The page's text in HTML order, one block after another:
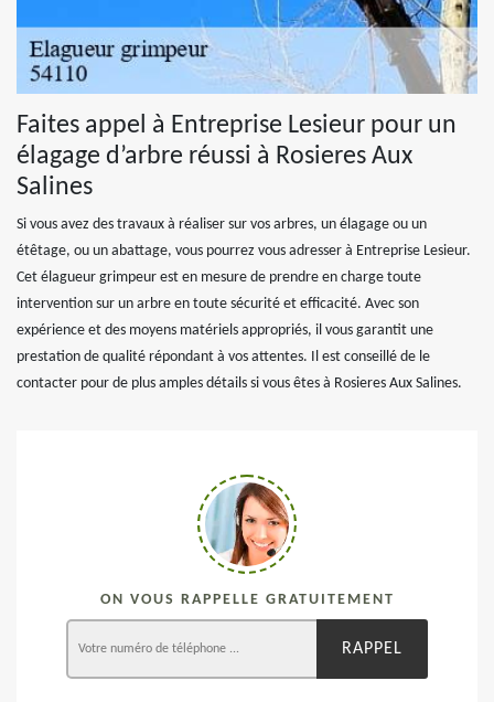
Faites appel à Entreprise Lesieur pour un
élagage d’arbre réussi à Rosieres Aux
Salines
Si vous avez des travaux à réaliser sur vos arbres, un élagage ou un
étêtage, ou un abattage, vous pourrez vous adresser à Entreprise Lesieur.
Cet élagueur grimpeur est en mesure de prendre en charge toute
intervention sur un arbre en toute sécurité et efficacité. Avec son
expérience et des moyens matériels appropriés, il vous garantit une
prestation de qualité répondant à vos attentes. Il est conseillé de le
contacter pour de plus amples détails si vous êtes à Rosieres Aux Salines.
ON VOUS RAPPELLE GRATUITEMENT